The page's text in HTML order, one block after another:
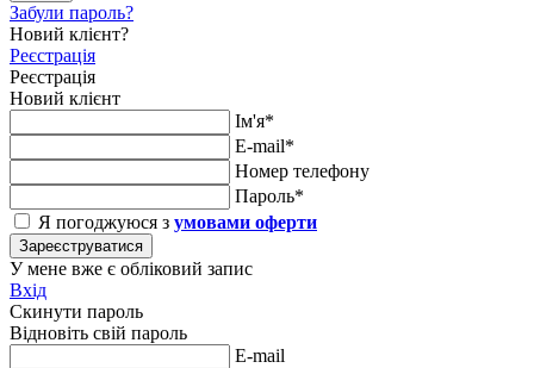
Забули пароль?
Новий клієнт?
Реєстрація
Реєстрація
Новий клієнт
Ім'я*
E-mail*
Номер телефону
Пароль*
Я погоджуюся з умовами оферти
Зареєструватися
У мене вже є обліковий запис
Вхід
Скинути пароль
Відновіть свій пароль
E-mail